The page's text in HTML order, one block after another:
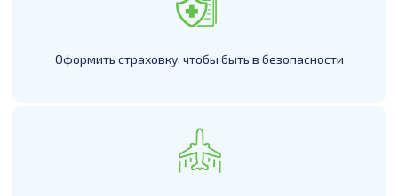
Оформить страховку, чтобы быть в безопасности